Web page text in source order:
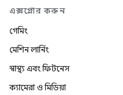
এক্সপ্লোর করুন
গেমিং
মেশিন লার্নিং
স্বাস্থ্য এবং ফিটনেস
ক্যামেরা ও মিডিয়া